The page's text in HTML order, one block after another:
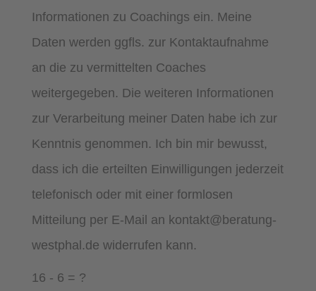
Informationen zu Coachings ein. Meine
Daten werden ggfls. zur Kontaktaufnahme
an die zu vermittelten Coaches
weitergegeben. Die weiteren Informationen
zur Verarbeitung meiner Daten habe ich zur
Kenntnis genommen. Ich bin mir bewusst,
dass ich die erteilten Einwilligungen jederzeit
telefonisch oder mit einer formlosen
Mitteilung per E-Mail an kontakt@beratung-
westphal.de widerrufen kann.
16 - 6 = ?